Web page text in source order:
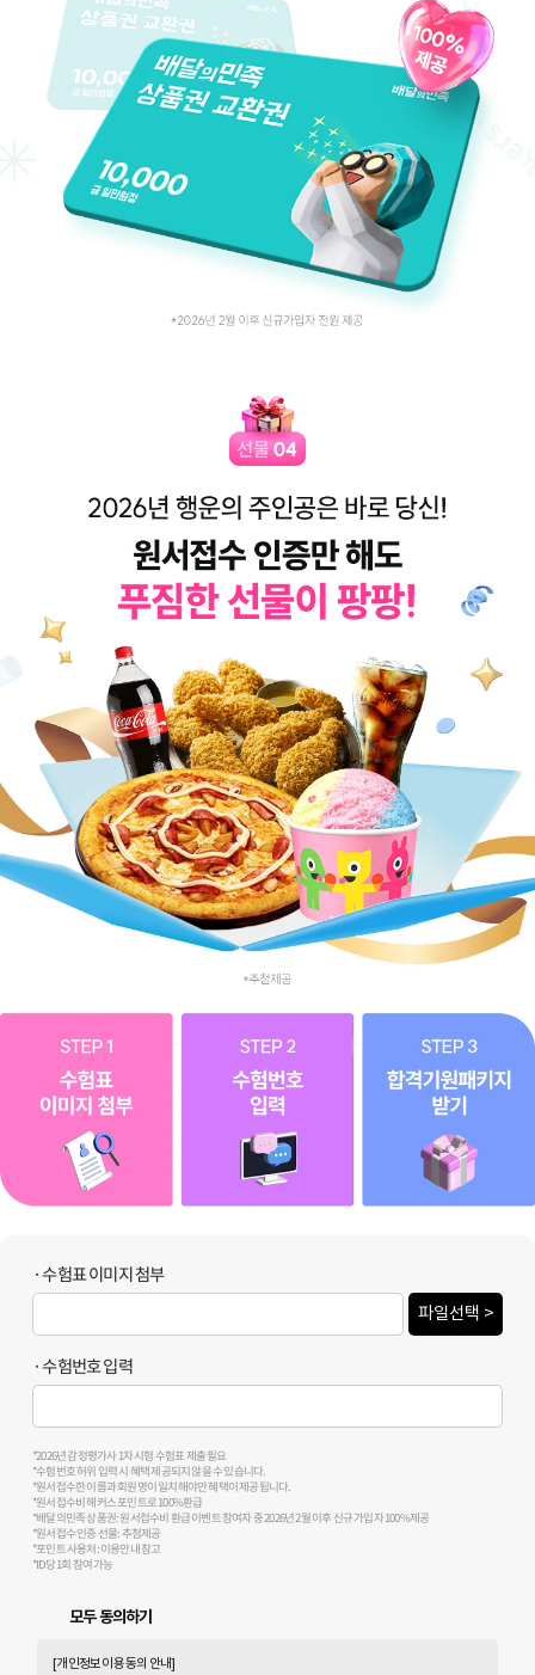
· 수험표 이미지 첨부
파일선택 >
· 수험번호 입력
*2026년 감정평가사 1차 시험 수험표 제출 필요
*수험번호 허위 입력 시 혜택 제공되지 않을 수 있습니다.
*원서접수한 이름과 회원명이 일치해야만 혜택이 제공됩니다.
*원서접수비 해커스 포인트로 100% 환급
*배달의민족 상품권: 원서접수비 환급 이벤트 참여자 중 2026년 2월 이후 신규 가입자 100% 제공
*원서접수 인증 선물: 추첨제공
*포인트 사용처: 이용안내 참고
*ID당 1회 참여 가능
모두 동의하기
[개인정보 이용 동의 안내]